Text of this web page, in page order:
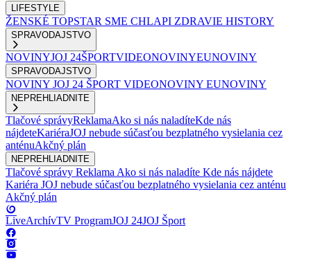
LIFESTYLE
ŽENSKÉ TOPSTAR SME CHLAPI ZDRAVIE HISTORY
SPRAVODAJSTVO
NOVINYJOJ 24ŠPORTVIDEONOVINYEUNOVINY
SPRAVODAJSTVO
NOVINY JOJ 24 ŠPORT VIDEONOVINY EUNOVINY
NEPREHLIADNITE
Tlačové správyReklamaAko si nás naladíteKde nás
nájdeteKariéraJOJ nebude súčasťou bezplatného vysielania cez
anténuAkčný plán
NEPREHLIADNITE
Tlačové správy ReklamaAko si nás naladíte Kde nás nájdete
Kariéra JOJ nebude súčasťou bezplatného vysielania cez anténu
Akčný plán
LiveArchívTV ProgramJOJ 24JOJ Šport